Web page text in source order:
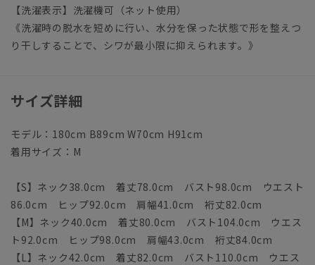
【洗濯表示】洗濯機可（ネット使用）
《洗濯時の脱水を短めに行い、水分を保った状態で形を整えつ
り干しすることで、シワが最小限に抑えられます。》
サイズ詳細
モデル：180cm B89cm W70cm H91cm
着用サイズ：M
【S】ネック38.0cm 着丈78.0cm バスト98.0cm ウエスト
86.0cm ヒップ92.0cm 肩幅41.0cm 裄丈82.0cm
【M】ネック40.0cm 着丈80.0cm バスト104.0cm ウエス
ト92.0cm ヒップ98.0cm 肩幅43.0cm 裄丈84.0cm
【L】ネック42.0cm 着丈82.0cm バスト110.0cm ウエス